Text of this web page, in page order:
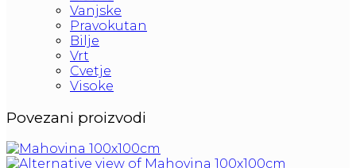
Vanjske
Pravokutan
Bilje
Vrt
Cvetje
Visoke
Povezani proizvodi